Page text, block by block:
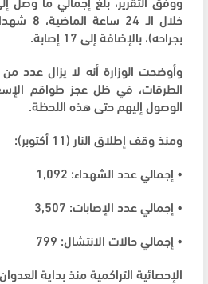
بجراحه)، بالإضافة إلى 17 إصابة.
وأوضحت الوزارة أنه لا يزال عدد
الطرقات، في ظل عجز طواقم
الوصول إليهم حتى هذه اللحظة.
ومنذ وقف إطلاق النار (11 أكتوبر):
• إجمالي عدد الشهداء: 1,092
• إجمالي عدد الإصابات: 3,507
• إجمالي حالات الانتشال: 799
الإحصائية التراكمية منذ بداية العدوان في 7